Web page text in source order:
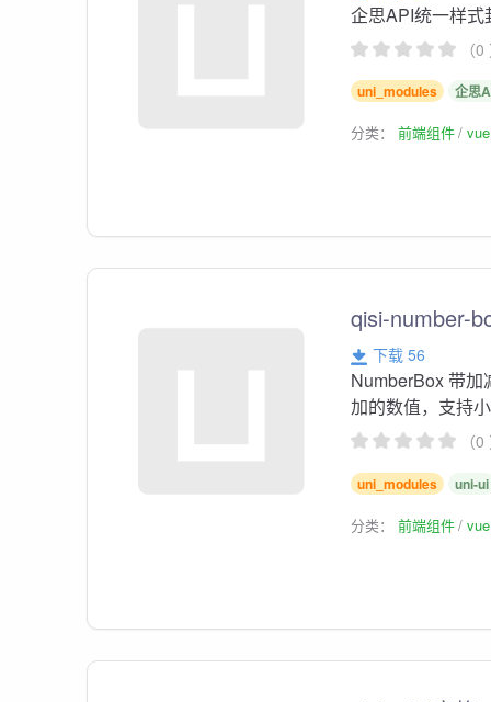
企思API统一样
（
uni_modules 企思
分类：前端组件
qisi-number-
下载 56
NumberBox 带
加的数值，支持
（
uni_modules uni-ui
分类：前端组件